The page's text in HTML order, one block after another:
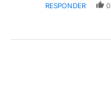
misma muerte.
RESPONDER 0